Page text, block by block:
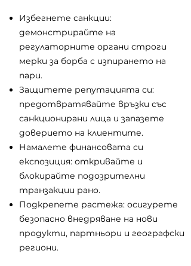
Избегнете санкции:
демонстрирайте на
регулаторните органи строги
мерки за борба с изпирането на
пари.
Защитете репутацията си:
предотвратявайте връзки със
санкционирани лица и запазете
доверието на клиентите.
Намалете финансовата си
експозиция: откривайте и
блокирайте подозрителни
транзакции рано.
Подкрепете растежа: осигурете
безопасно внедряване на нови
продукти, партньори и географски
региони.